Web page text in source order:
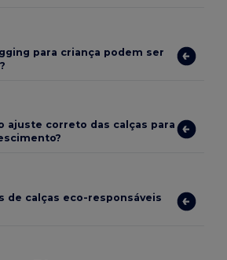
para criança podem ser
ajuste correto das calças para
de calças eco-responsáveis